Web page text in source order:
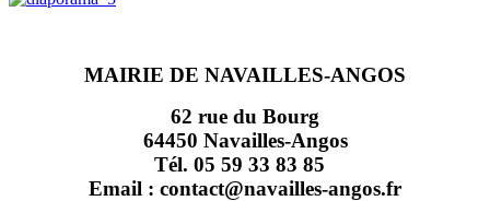
MAIRIE DE NAVAILLES-ANGOS
62 rue du Bourg
64450 Navailles-Angos
Tél. 05 59 33 83 85
Email : contact@navailles-angos.fr